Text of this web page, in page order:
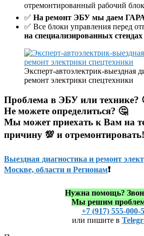
отремонтированный рабочий
✅ На ремонт ЭБУ мы даем
✅ Все блоки управления перед
на специализированных стендах
Эксперт-автоэлектрик-выездная
ремонт электрики спецтехники
Проблема в ЭБУ или технике?
Не можете определиться? 🤔
Мы может приехать к Вам на
причину 💯 и
Выездная диагностика и ремонт
Москве, области и Регионам❗
Нужна помощь?
Мы решим
+7 (917) 555-000-5
или пишите в